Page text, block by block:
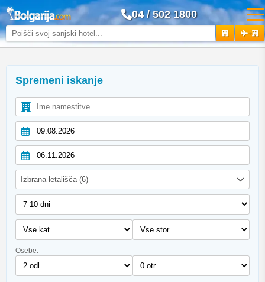
04 / 502 1800
+
Spremeni iskanje
Izbrana letališča (6)
Osebe: